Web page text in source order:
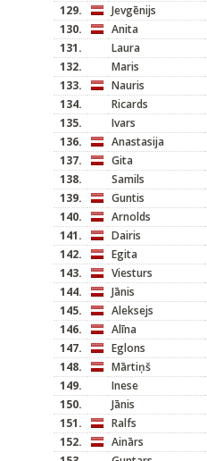
129.
Jevgēnijs
130.
Anita
131.
Laura
132.
Maris
133.
Nauris
134.
Ricards
135.
Ivars
136.
Anastasija
137.
Gita
138.
Samils
139.
Guntis
140.
Arnolds
141.
Dairis
142.
Egita
143.
Viesturs
144.
Jānis
145.
Aleksejs
146.
Alīna
147.
Eglons
148.
Mārtiņš
149.
Inese
150.
Jānis
151.
Ralfs
152.
Ainārs